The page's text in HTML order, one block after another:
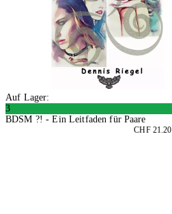
Auf Lager:
3
BDSM ?! - Ein Leitfaden für Paare
CHF 21.20